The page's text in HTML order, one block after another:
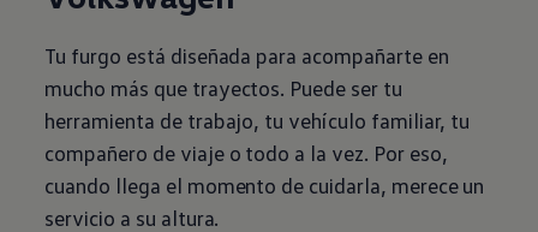
Tu furgo está diseñada para acompañarte en
mucho más que trayectos. Puede ser tu
herramienta de trabajo, tu vehículo familiar, tu
compañero de viaje o todo a la vez. Por eso,
cuando llega el momento de cuidarla, merece un
servicio a su altura.